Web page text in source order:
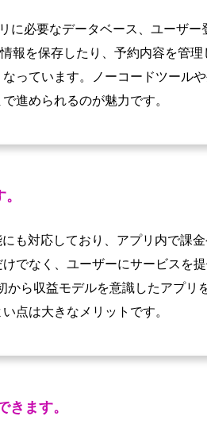
必要なデータベース、ユーザー
報を保存したり、予約内容を管
っています。ノーコードツール
進められるのが魅力です。
対応しており、アプリ内で課金
でなく、ユーザーにサービスを
ら収益モデルを意識したアプリ
点は大きなメリットです。
ます。